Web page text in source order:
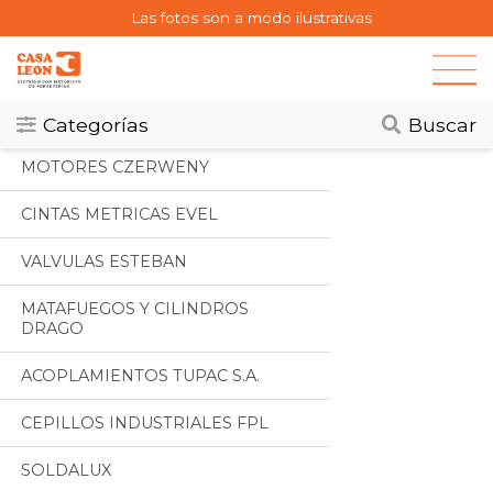
Las fotos son a modo ilustrativas
Categorías Buscar
Categorias
Todos
MOTORES CZERWENY
CINTAS METRICAS EVEL
VALVULAS ESTEBAN
MATAFUEGOS Y CILINDROS
DRAGO
ACOPLAMIENTOS TUPAC S.A.
CEPILLOS INDUSTRIALES FPL
SOLDALUX